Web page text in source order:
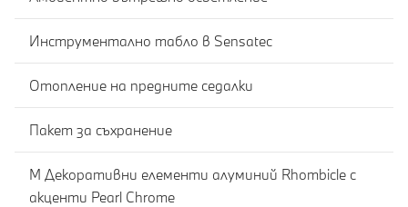
Инструментално табло в Sensatec
Отопление на предните седалки
Пакет за съхранение
M Декоративни елементи алуминий Rhombicle с
акценти Pearl Chrome